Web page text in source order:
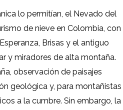
lo permitían, el Nevado del
de nieve en Colombia, con
Brisas y el antiguo
y miradores de alta montaña.
observación de paisajes
geológica y, para montañistas
a la cumbre. Sin embargo, la